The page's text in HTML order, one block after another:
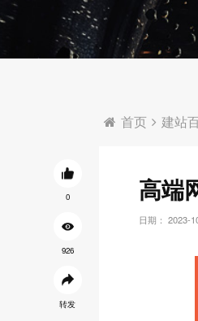
首页 建站
0
926
转发
高端
日期： 2023-